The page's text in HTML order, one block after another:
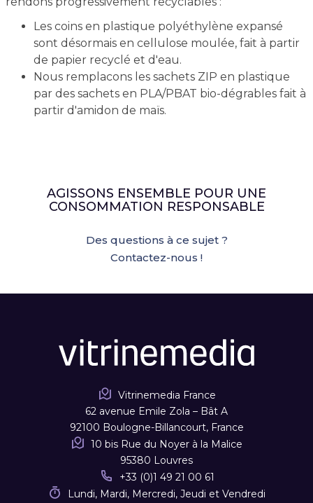
Les coins en plastique polyéthylène expansé
sont désormais en cellulose moulée, fait à partir
de papier recyclé et d'eau.
Nous remplacons les sachets ZIP en plastique
par des sachets en PLA/PBAT bio-dégrables fait à
partir d'amidon de maïs.
AGISSONS ENSEMBLE POUR UNE
CONSOMMATION RESPONSABLE
Des questions à ce sujet ?
Contactez-nous !
Vitrinemedia France
62 avenue Emile Zola – Bât A
92100 Boulogne-Billancourt, France
10 bis Rue du Noyer à la Malice
95380 Louvres
+33 (0)1 49 21 00 61
Lundi, Mardi, Mercredi, Jeudi et Vendredi